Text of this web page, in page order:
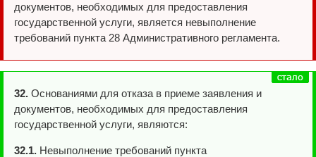
документов, необходимых для предоставления
государственной услуги, является невыполнение
требований пункта 28 Административного регламента.
32. Основаниями для отказа в приеме заявления и
документов, необходимых для предоставления
государственной услуги, являются:
32.1. Невыполнение требований пункта